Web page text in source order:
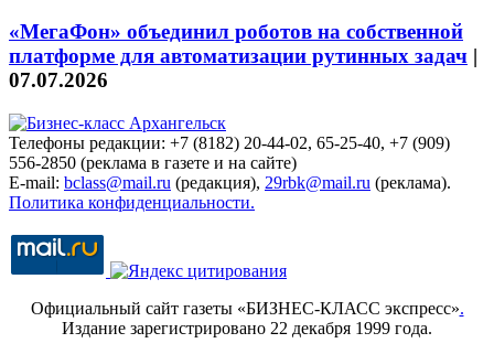
«МегаФон» объединил роботов на собственной
платформе для автоматизации рутинных задач |
07.07.2026
Телефоны редакции: +7 (8182) 20-44-02, 65-25-40, +7 (909)
556-2850 (реклама в газете и на сайте)
E-mail: bclass@mail.ru (редакция), 29rbk@mail.ru (реклама).
Политика конфиденциальности.
Официальный сайт газеты «БИЗНЕС-КЛАСС экспресс».
Издание зарегистрировано 22 декабря 1999 года.